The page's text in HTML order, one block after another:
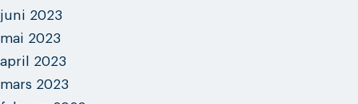
juni 2023
mai 2023
april 2023
mars 2023